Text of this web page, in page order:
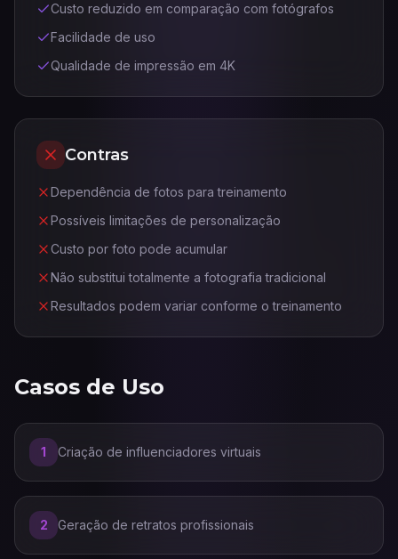
Custo reduzido em comparação com fotógrafos
Facilidade de uso
Qualidade de impressão em 4K
Contras
Dependência de fotos para treinamento
Possíveis limitações de personalização
Custo por foto pode acumular
Não substitui totalmente a fotografia tradicional
Resultados podem variar conforme o treinamento
Casos de Uso
1 Criação de influenciadores virtuais
2 Geração de retratos profissionais